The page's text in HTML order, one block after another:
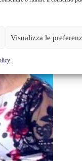
Visualizza le